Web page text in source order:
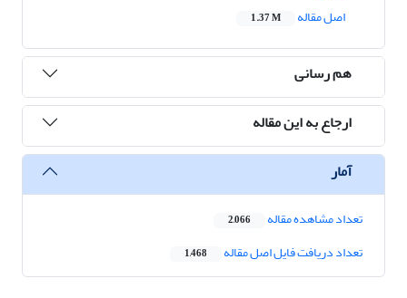
اصل مقاله
1.37 M
هم رسانی
ارجاع به این مقاله
آمار
تعداد مشاهده مقاله 2,066
تعداد دریافت فایل اصل مقاله 1,468